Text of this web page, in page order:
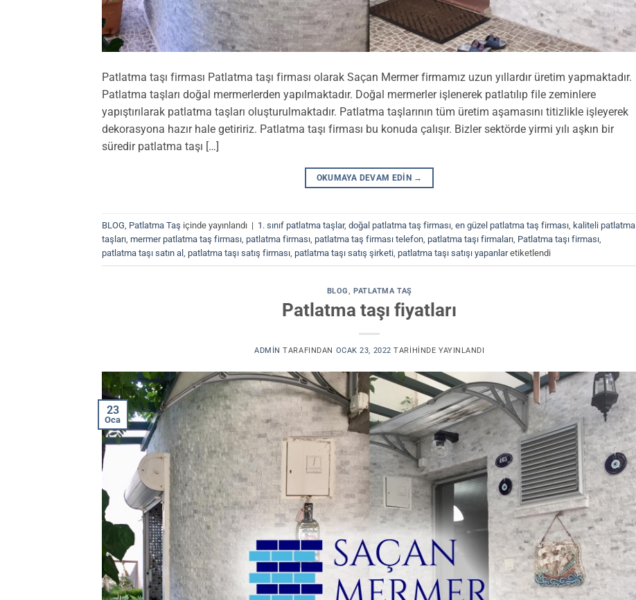
Patlatma taşı firması Patlatma taşı firması olarak Saçan Mermer firmamız uzun yıllardır üretim yapmaktadır.
Patlatma taşları doğal mermerlerden yapılmaktadır. Doğal mermerler işlenerek patlatılıp file zeminlere
yapıştırılarak patlatma taşları oluşturulmaktadır. Patlatma taşlarının tüm üretim aşamasını titizlikle işleyerek
dekorasyona hazır hale getiririz. Patlatma taşı firması bu konuda çalışır. Bizler sektörde yirmi yılı aşkın bir
süredir patlatma taşı […]
OKUMAYA DEVAM EDIN →
BLOG Patlatma Taş içinde yayınlandı | 1. sınıf patlatma taşlar, doğal patlatma taş firması en güzel patlatma taş firması kaliteli patlatma
taşları mermer patlatma taş firması patlatma firması patlatma taş firması telefon patlatma taşı firmaları Patlatma taşı firması
patlatma taşı satın al patlatma taşı satış firması patlatma taşı satış şirketi patlatma taşı satışı yapanlaretiketlendi
BLOG, PATLATMA TAŞ
Patlatma taşı fiyatları
ADMIN TARAFINDAN OCAK 23, 2022 TARIHINDE YAYINLANDI
23
Oca